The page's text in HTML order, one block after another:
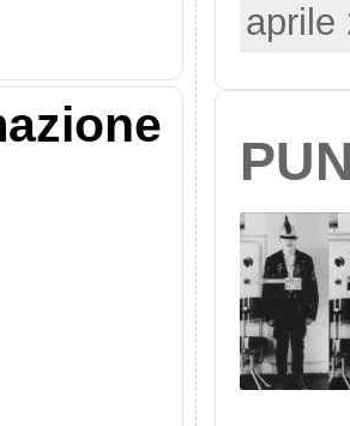
aprile